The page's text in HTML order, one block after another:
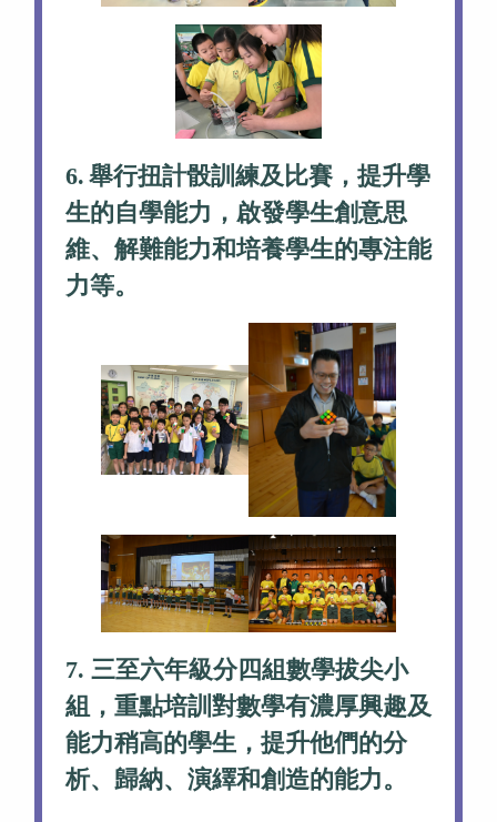
6. 舉行扭計骰訓練及比賽，提升學
生的自學能力，啟發學生創意思
維、解難能力和培養學生的專注能
力等。
7. 三至六年級分四組數學拔尖小
組，重點培訓對數學有濃厚興趣及
能力稍高的學生，提升他們的分
析、歸納、演繹和創造的能力。